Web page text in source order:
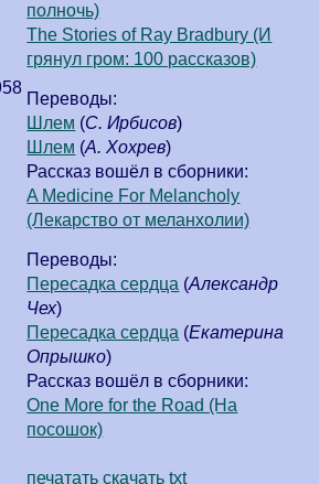
полночь)
The Stories of Ray Bradbury (И
грянул гром: 100 рассказов)
Переводы:
Шлем (С. Ирбисов)
Шлем (А. Хохрев)
Рассказ вошёл в сборники:
A Medicine For Melancholy
(Лекарство от меланхолии)
Переводы:
Пересадка сердца (Александр
Чех)
Пересадка сердца (Екатерина
Опрышко)
Рассказ вошёл в сборники:
One More for the Road (На
посошок)
печатать скачать txt